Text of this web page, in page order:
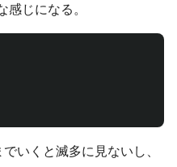
じになる。
いくと滅多に見ないし、